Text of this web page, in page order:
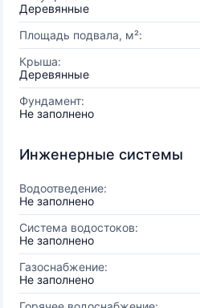
Деревянные
Площадь подвала, м²:
Крыша:
Деревянные
Фундамент:
Не заполнено
Инженерные системы
Водоотведение:
Не заполнено
Система водостоков:
Не заполнено
Газоснабжение:
Не заполнено